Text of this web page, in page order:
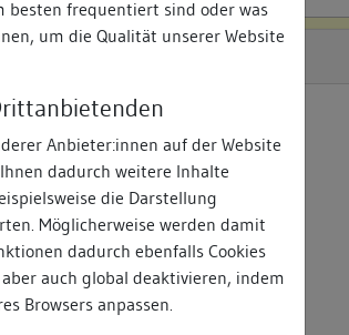
besten frequentiert sind oder was
um die Qualität unserer Website
Anbieter:innen auf der Website
dadurch weitere Inhalte
die Darstellung
Möglicherweise werden damit
dadurch ebenfalls Cookies
auch global deaktivieren, indem
Browsers anpassen.